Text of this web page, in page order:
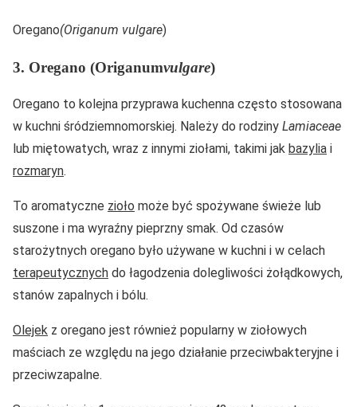
Oregano(Origanum vulgare)
3. Oregano (Origanumvulgare)
Oregano to kolejna przyprawa kuchenna często stosowana
w kuchni śródziemnomorskiej. Należy do rodziny Lamiaceae
lub miętowatych, wraz z innymi ziołami, takimi jak bazylia i
rozmaryn.
To aromatyczne zioło może być spożywane świeże lub
suszone i ma wyraźny pieprzny smak. Od czasów
starożytnych oregano było używane w kuchni i w celach
terapeutycznych do łagodzenia dolegliwości żołądkowych,
stanów zapalnych i bólu.
Olejek z oregano jest również popularny w ziołowych
maściach ze względu na jego działanie przeciwbakteryjne i
przeciwzapalne.